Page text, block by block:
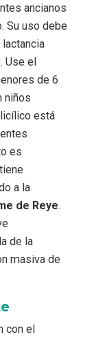
ancianos
Su uso debe
Use el
de 6
niños
está
es
a la
de Reye.
de la
masiva de
con el